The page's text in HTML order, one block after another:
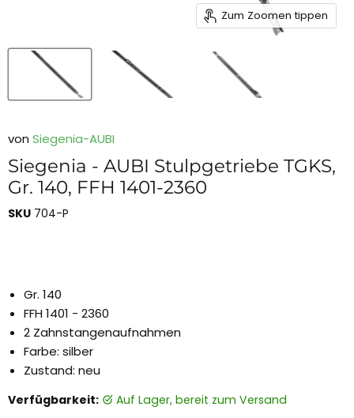
Zum Zoomen tippen
von Siegenia-AUBI
Siegenia - AUBI Stulpgetriebe TGKS,
Gr. 140, FFH 1401-2360
SKU 704-P
Gr. 140
FFH 1401 - 2360
2 Zahnstangenaufnahmen
Farbe: silber
Zustand: neu
Verfügbarkeit: auf Lager, bereit zum Versand